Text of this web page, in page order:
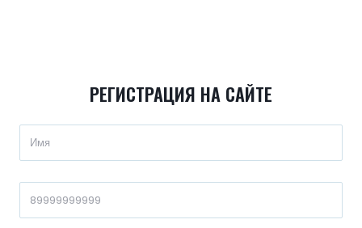
РЕГИСТРАЦИЯ НА САЙТЕ